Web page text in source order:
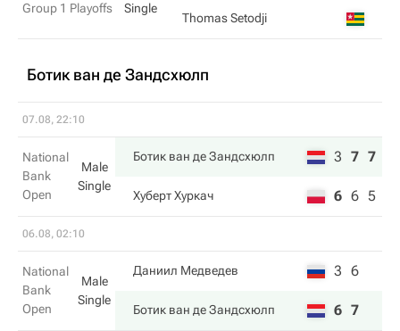
Group 1 Playoffs
Single
Thomas Setodji
Ботик ван де Зандсхюлп
07.08, 22:10
National
Bank
Open
Male
Single
Ботик ван де Зандсхюлп 3 7 7
Хуберт Хуркач 6 6 5
06.08, 02:10
National
Bank
Open
Male
Single
Даниил Медведев 3 6
Ботик ван де Зандсхюлп 6 7